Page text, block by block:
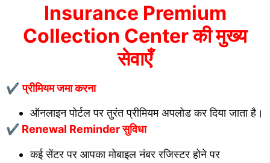
Insurance Premium
Collection Center की मुख्य
सेवाएँ
✔प्रीमियम जमा करना
ऑनलाइन पोर्टल पर तुरंत प्रीमियम अपलोड कर दिया जाता है।
✔ Renewal Reminder सुविधा
कई सेंटर पर आपका मोबाइल नंबर रजिस्टर होने पर